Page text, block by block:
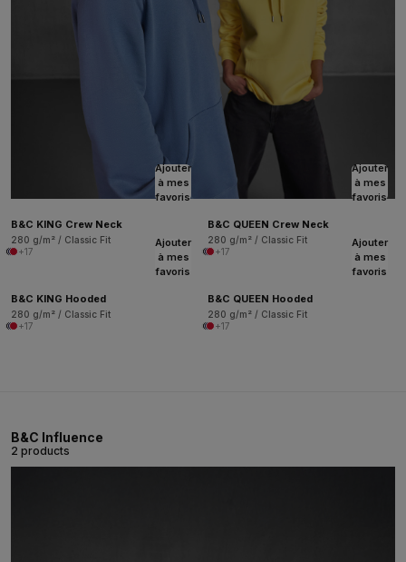
Ajouter
à mes
favoris
B&C KING Crew Neck
280 g/m² / Classic Fit
+17
Ajouter
à mes
favoris
B&C QUEEN Crew Neck
280 g/m² / Classic Fit
+17
Ajouter
à mes
favoris
B&C KING Hooded
280 g/m² / Classic Fit
+17
Ajouter
à mes
favoris
B&C QUEEN Hooded
280 g/m² / Classic Fit
+17
B&C Influence
2 products